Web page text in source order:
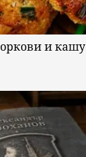
и кашу